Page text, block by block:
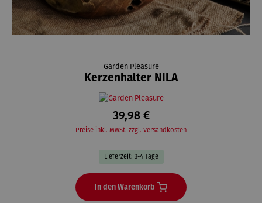
Garden Pleasure
Kerzenhalter NILA
39,98 €
Preise inkl. MwSt. zzgl. Versandkosten
Lieferzeit: 3-4 Tage
In den Warenkorb